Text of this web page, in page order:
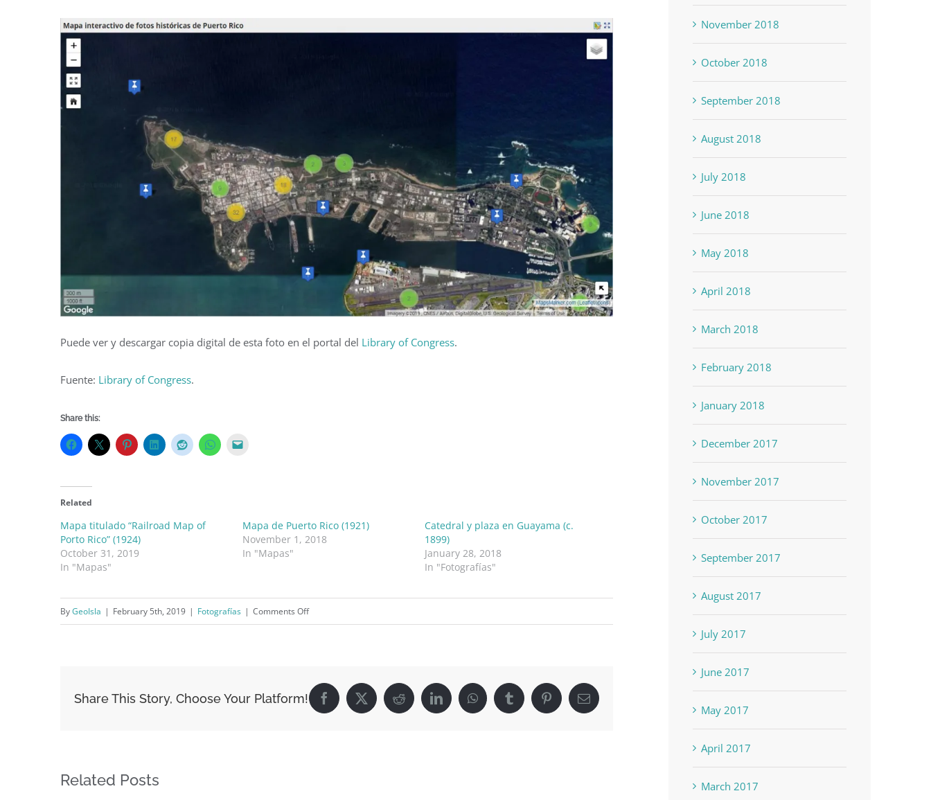
Puede ver y descargar copia digital de esta foto en el portal del Library of Congress.
Fuente: Library of Congress.
Share this:
Related
Mapa titulado “Railroad Map of
Porto Rico” (1924)
October 31, 2019
In "Mapas"
Mapa de Puerto Rico (1921)
November 1, 2018
In "Mapas"
Catedral y plaza en Guayama (c.
1899)
January 28, 2018
In "Fotografías"
ByGeoIsla | February 5th, 2019 | Fotografías | Comments Offon
Guayama
(entre
Share This Story, Choose Your Platform! Facebook
X Reddit LinkedInWhatsAppTumblrPinterestEmail
Related Posts
November 2018
October 2018
September 2018
August 2018
July 2018
June 2018
May 2018
April 2018
March 2018
February 2018
January 2018
December 2017
November 2017
October 2017
September 2017
August 2017
July 2017
June 2017
May 2017
April 2017
March 2017